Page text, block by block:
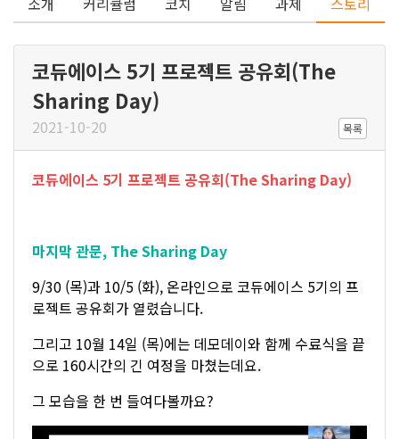
코듀에이스 5기 프로젝트 공유회(The
Sharing Day)
2021-10-20 목록
코듀에이스 5기 프로젝트 공유회(The Sharing Day)
마지막 관문, The Sharing Day
9/30 (목)과 10/5 (화), 온라인으로 코듀에이스 5기의 프
로젝트 공유회가 열렸습니다.
그리고 10월 14일 (목)에는 데모데이와 함께 수료식을 끝
으로 160시간의 긴 여정을 마쳤는데요.
그 모습을 한 번 들여다볼까요?